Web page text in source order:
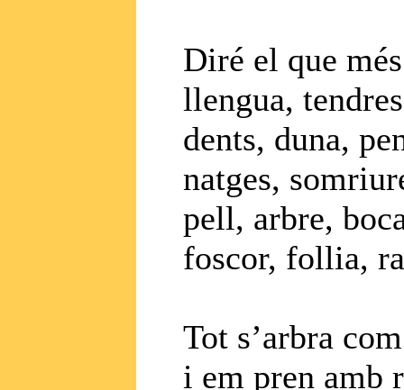
Diré el que
llengua,
dents, duna,
natges,
pell, arbre,
foscor, follia,
Tot s’arbra
i em pren amb